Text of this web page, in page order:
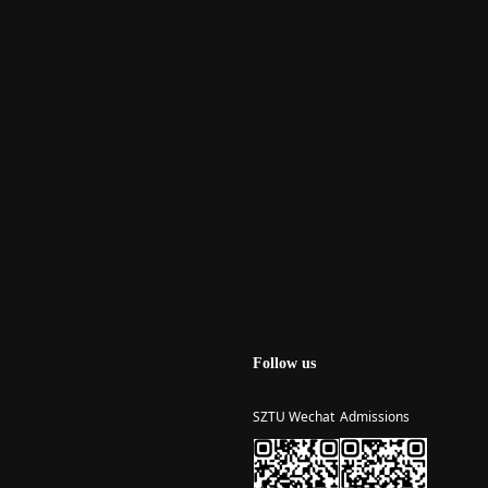
Follow us
SZTU Wechat Admissions